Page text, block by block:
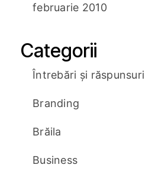
februarie 2010
Categorii
Întrebări și răspunsuri
Branding
Brăila
Business